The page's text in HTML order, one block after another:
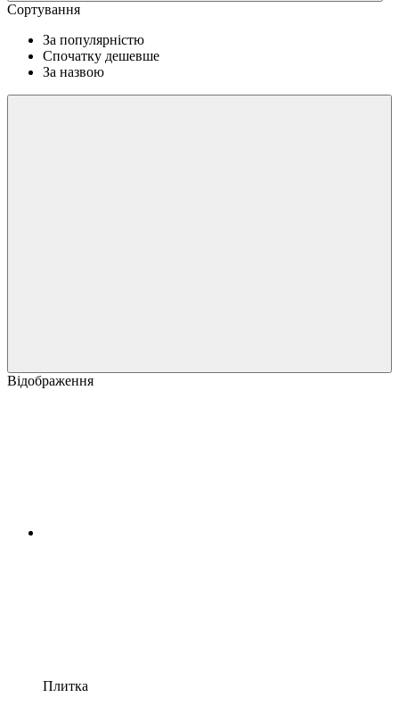
Сортування
За популярністю
Спочатку дешевше
За назвою
Відображення
Плитка